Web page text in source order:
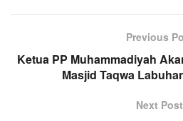
Previous
Ketua PP Muhammadiyah
Masjid Taqwa
Next Post